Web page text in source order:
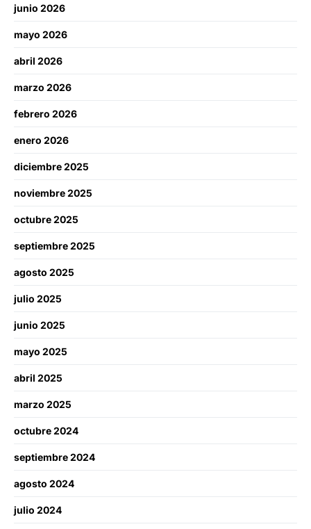
junio 2026
mayo 2026
abril 2026
marzo 2026
febrero 2026
enero 2026
diciembre 2025
noviembre 2025
octubre 2025
septiembre 2025
agosto 2025
julio 2025
junio 2025
mayo 2025
abril 2025
marzo 2025
octubre 2024
septiembre 2024
agosto 2024
julio 2024